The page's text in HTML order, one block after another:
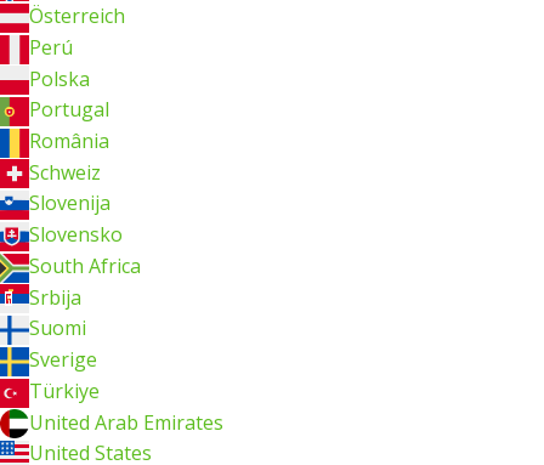
Österreich
Perú
Polska
Portugal
România
Schweiz
Slovenija
Slovensko
South Africa
Srbija
Suomi
Sverige
Türkiye
United Arab Emirates
United States